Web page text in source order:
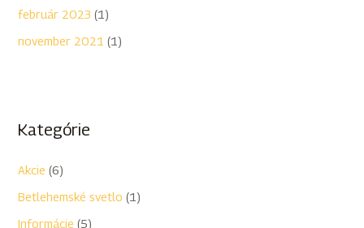
február 2023 (1)
november 2021 (1)
Kategórie
Akcie (6)
Betlehemské svetlo (1)
Informácie (5)